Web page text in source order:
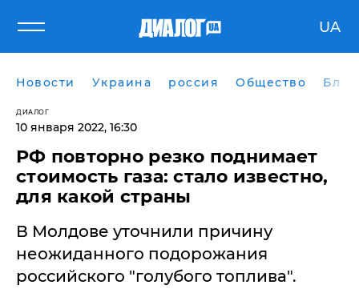
UA
Новости Украина россия Общество
ДИАЛОГ
10 января 2022, 16:30
РФ повторно резко поднимает
стоимость газа: стало известно,
для какой страны
В Молдове уточнили причину
неожиданного подорожания
российского "голубого топлива".